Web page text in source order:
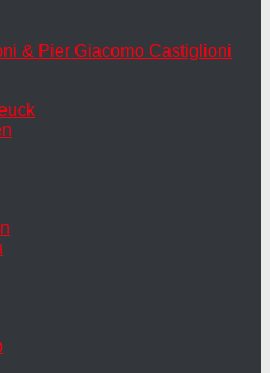
& Pier Giacomo Castiglioni